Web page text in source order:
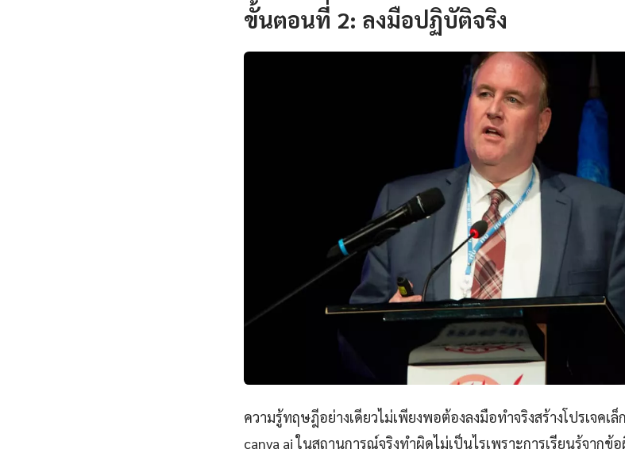
ขั้นตอนที่ 2: ลงมือปฏิบัติจริง
ความรู้ทฤษฎีอย่างเดียวไม่เพียงพอต้องลงมือทำจริงสร้างโปรเจคเ
canva ai ในสถานการณ์จริงทำผิดไม่เป็นไรเพราะการเรียนรู้จาก